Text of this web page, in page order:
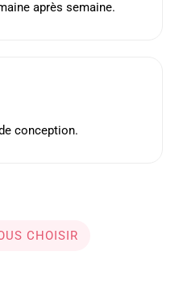
après semaine.
conception.
CHOISIR